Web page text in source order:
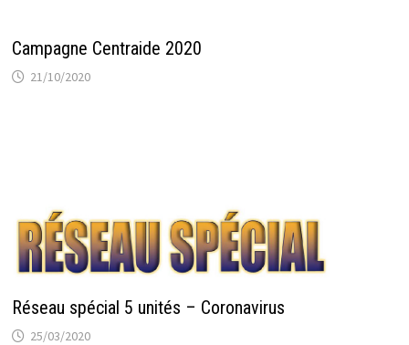
Campagne Centraide 2020
21/10/2020
Réseau spécial 5 unités – Coronavirus
25/03/2020